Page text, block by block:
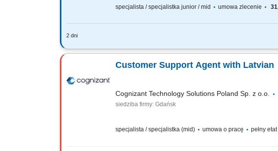
specjalista / specjalistka junior / mid umowa zlecenie
2 dni
Twoim zadaniem będzie: prowadzenie rozmów
Customer Support Agent with Latvian
Cognizant Technology Solutions Poland Sp. z o.o.
siedziba firmy: Gdańsk
specjalista / specjalistka (mid) umowa o pracę pełny etat